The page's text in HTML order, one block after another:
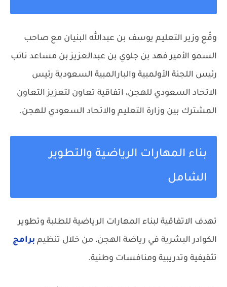
وقّع وزير التعليم يوسف بن عبدالله البنيان مع صاحب
السمو الأمير فهد بن جلوي بن عبدالعزيز بن مساعد نائب
رئيس اللجنة الأولمبية والبارالمبية السعودية رئيس
الاتحاد السعودي للهجن، اتفاقية تعاون لتعزيز التعاون
المشترك بين وزارة التعليم والاتحاد السعودي للهجن.
بناء المهارات الرياضية والتطوير
الشامل
تهدف الاتفاقية لبناء المهارات الرياضية للطلبة وتطوير
الكوادر البشرية في رياضة الهجن، من خلال تنظيم برامج
تثقيفية وتدريبية ومنافسات وطنية.